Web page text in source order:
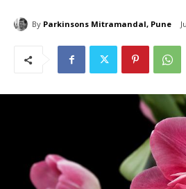
By Parkinsons Mitramandal, Pune